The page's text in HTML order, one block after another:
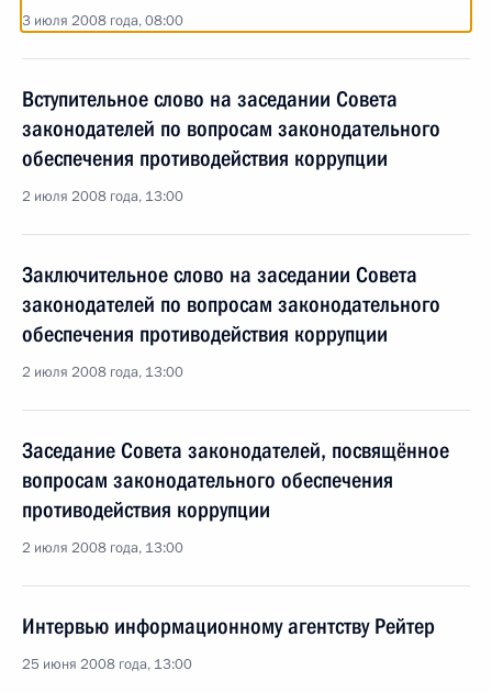
3 июля 2008 года, 08:00
Вступительное слово на заседании Совета
законодателей по вопросам законодательного
обеспечения противодействия коррупции
2 июля 2008 года, 13:00
Заключительное слово на заседании Совета
законодателей по вопросам законодательного
обеспечения противодействия коррупции
2 июля 2008 года, 13:00
Заседание Совета законодателей, посвящённое
вопросам законодательного обеспечения
противодействия коррупции
2 июля 2008 года, 13:00
Интервью информационному агентству Рейтер
25 июня 2008 года, 13:00